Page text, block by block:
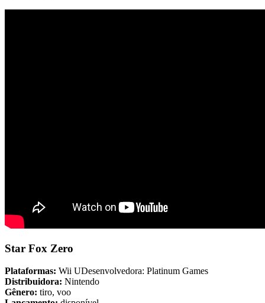
Star Fox Zero
Plataformas: Wii UDesenvolvedora: Platinum Games
Distribuidora: Nintendo
Gênero: tiro, voo